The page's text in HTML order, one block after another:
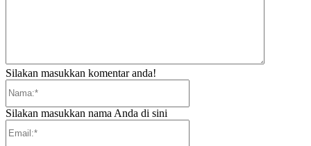
Silakan masukkan komentar anda!
Silakan masukkan nama Anda di sini